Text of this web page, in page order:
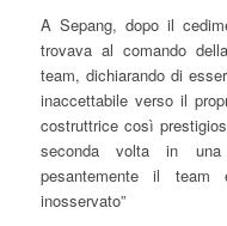
A Sepang, dopo il
trovava al comando
team, dichiarando di
inaccettabile verso il
costruttrice così
seconda volta in una
pesantemente il
inosservato”